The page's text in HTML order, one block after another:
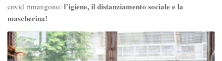
covid rimangono: l’igiene, il distanziamento sociale e la
mascherina!